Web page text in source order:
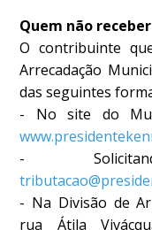
Quem não receber
O contribuinte
Arrecadação
das seguintes
- No site do
-
- Na Divisão de
rua Átila